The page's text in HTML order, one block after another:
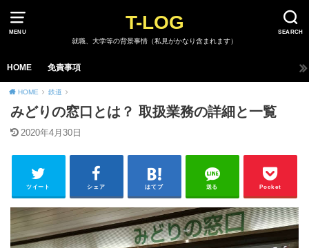
MENU SEARCH
T-LOG
就職、大学等の背景事情（私見がかなり含まれます）
HOME 免責事項
HOME 鉄道
みどりの窓口とは？ 取扱業務の詳細と一覧
2020年4月30日
ツイート シェア はてブ 送る Pocket